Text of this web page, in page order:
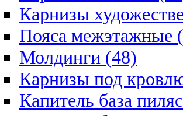
Карнизы
Пояса межэтажные
Молдинги (48)
Карнизы под
Капитель база